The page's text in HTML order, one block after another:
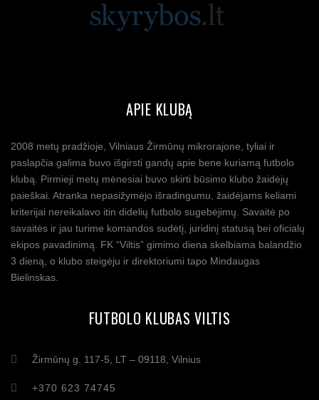
APIE KLUBĄ
2008 metų pradžioje, Vilniaus Žirmūnų mikrorajone, tyliai ir
paslapčia galima buvo išgirsti gandų apie bene kuriamą futbolo
klubą. Pirmieji metų mėnesiai buvo skirti būsimo klubo žaidėjų
paieškai. Atranka nepasižymėjo išradingumu, žaidėjams keliami
kriterijai nereikalavo itin didelių futbolo sugebėjimų. Savaitė po
savaitės ir jau turime komandos sudėtį, juridinį statusą bei oficialų
ekipos pavadinimą. FK “Viltis” gimimo diena skelbiama balandžio
3 dieną, o klubo steigėju ir direktoriumi tapo Mindaugas
Bielinskas.
FUTBOLO KLUBAS VILTIS
Žirmūnų g. 117-5, LT – 09118, Vilnius
+370 623 74745